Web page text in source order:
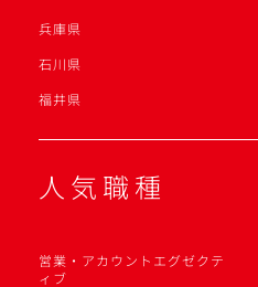
兵庫県
石川県
福井県
人気職種
営業・アカウントエグゼクテ
ィブ